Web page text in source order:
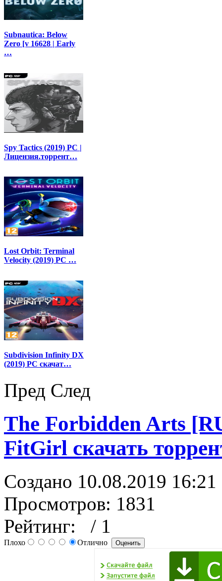
Subnautica: Below
Zero [v 16628 | Early
…
Spy Tactics (2019) PC |
Лицензия.торрент…
Lost Orbit: Terminal
Velocity (2019) PC …
Subdivision Infinity DX
(2019) PC скачат…
Пред След
The Forbidden Arts
FitGirl скачать
Создано 10.08.2019 16:21
Просмотров: 1831
Рейтинг:
/ 1
Плохо Отлично